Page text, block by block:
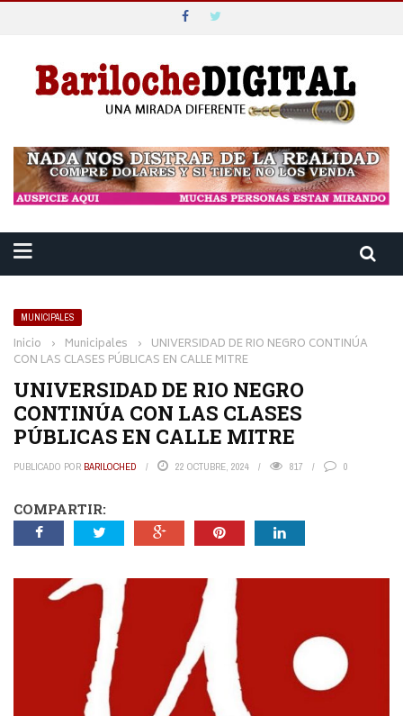
MUNICIPALES
Inicio › Municipales › UNIVERSIDAD DE RIO NEGRO CONTINÚA
CON LAS CLASES PÚBLICAS EN CALLE MITRE
UNIVERSIDAD DE RIO NEGRO
CONTINÚA CON LAS CLASES
PÚBLICAS EN CALLE MITRE
PUBLICADO POR BARILOCHED 22 OCTUBRE, 2024 817 0
COMPARTIR: